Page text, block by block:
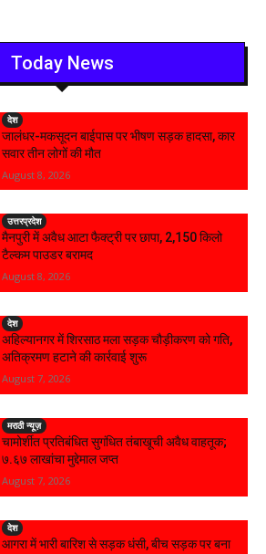
Today News
देश
जालंधर-मकसूदन बाईपास पर भीषण सड़क हादसा, कार
सवार तीन लोगों की मौत
August 8, 2026
उत्तरप्रदेश
मैनपुरी में अवैध आटा फैक्ट्री पर छापा, 2,150 किलो
टैल्कम पाउडर बरामद
August 8, 2026
देश
अहिल्यानगर में शिरसाठ मला सड़क चौड़ीकरण को गति,
अतिक्रमण हटाने की कार्रवाई शुरू
August 7, 2026
मराठी न्यूज़
चामोर्शीत प्रतिबंधित सुगंधित तंबाखूची अवैध वाहतूक;
₹७.६७ लाखांचा मुद्देमाल जप्त
August 7, 2026
देश
आगरा में भारी बारिश से सड़क धंसी, बीच सड़क पर बना